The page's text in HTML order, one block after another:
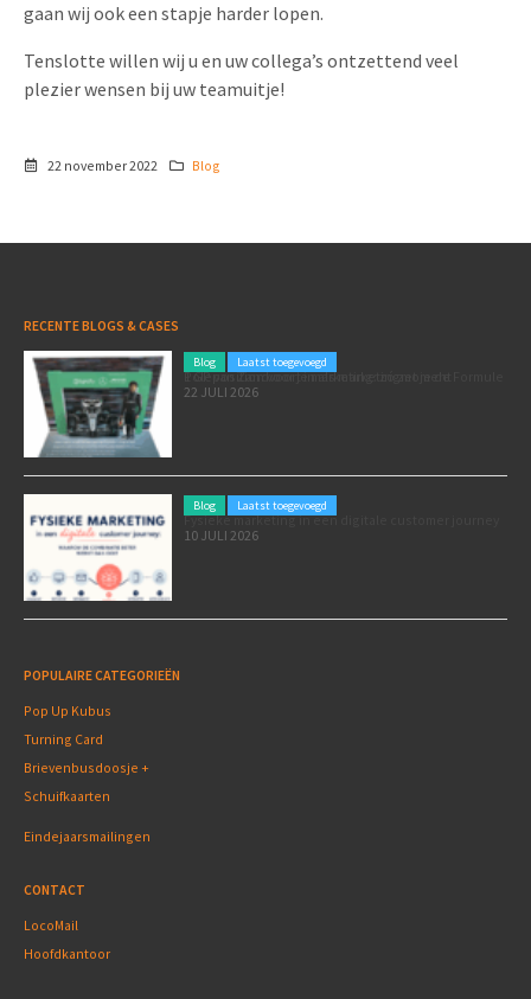
gaan wij ook een stapje harder lopen.
Tenslotte willen wij u en uw collega’s ontzettend veel
plezier wensen bij uw teamuitje!
22 november 2022 Blog
RECENTE BLOGS & CASES
Blog Laatst toegevoegd
Poleposition voor je marketing: zó zet je de Formule 1 GP van Zandvoort in als marketingmoment
22 JULI 2026
Blog Laatst toegevoegd
Fysieke marketing in een digitale customer journey
10 JULI 2026
POPULAIRE CATEGORIEËN
Pop Up Kubus
Turning Card
Brievenbusdoosje +
Schuifkaarten
Eindejaarsmailingen
CONTACT
LocoMail
Hoofdkantoor